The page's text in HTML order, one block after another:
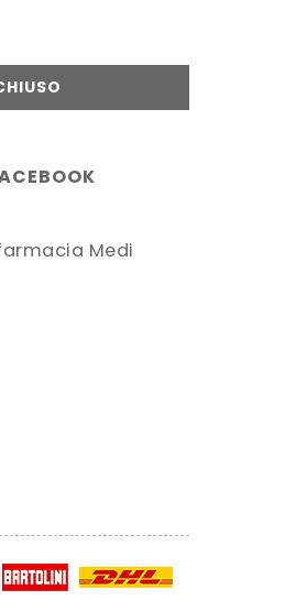
Medi